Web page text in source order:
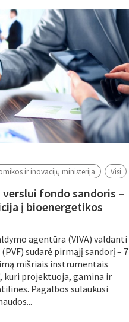
ir inovacijų ministerija Visi
verslui fondo sandoris –
į bioenergetikos
agentūra (VIVA) valdanti
sudarė pirmąjį sandorį – 7
mišriais instrumentais
kuri projektuoja, gamina ir
Pagalbos sulaukusi